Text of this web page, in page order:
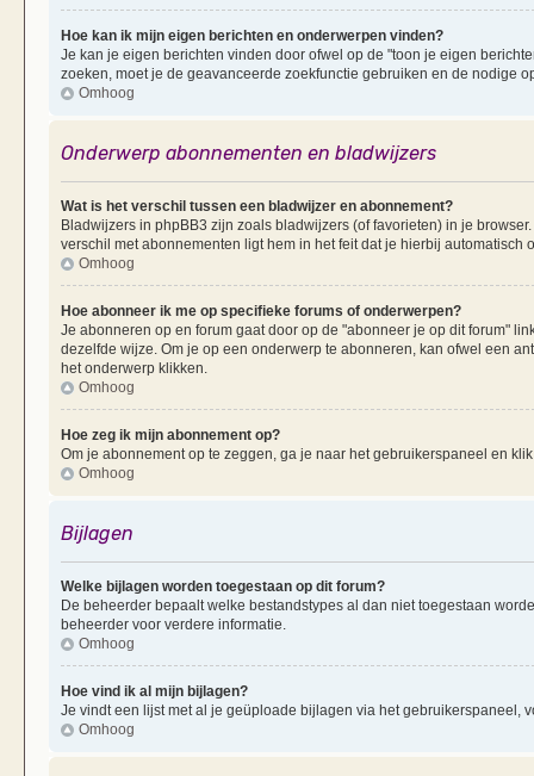
Hoe kan ik mijn eigen berichten en onderwerpen vinden?
Je kan je eigen berichten vinden door ofwel op de "toon je eigen
zoeken, moet je de geavanceerde zoekfunctie gebruiken en de nodige
Omhoog
Onderwerp abonnementen en bladwijzers
Wat is het verschil tussen een bladwijzer en abonnement?
Bladwijzers in phpBB3 zijn zoals bladwijzers (of favorieten) in je
verschil met abonnementen ligt hem in het feit dat je hierbij
Omhoog
Hoe abonneer ik me op specifieke forums of onderwerpen?
Je abonneren op en forum gaat door op de "abonneer je op dit forum"
dezelfde wijze. Om je op een onderwerp te abonneren, kan ofwel een
het onderwerp klikken.
Omhoog
Hoe zeg ik mijn abonnement op?
Om je abonnement op te zeggen, ga je naar het gebruikerspaneel en
Omhoog
Bijlagen
Welke bijlagen worden toegestaan op dit forum?
De beheerder bepaalt welke bestandstypes al dan niet toegestaan
beheerder voor verdere informatie.
Omhoog
Hoe vind ik al mijn bijlagen?
Je vindt een lijst met al je geüploade bijlagen via het gebruikerspaneel,
Omhoog